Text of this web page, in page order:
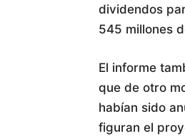
dividendos
545 millones
El informe
que de otro
habían sido
figuran el